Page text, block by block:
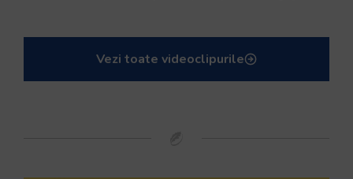
Vezi toate videoclipurile